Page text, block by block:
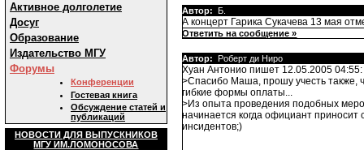
Активное долголетие
Досуг
Образование
Издательство МГУ
Форумы
Конференции
Гостевая книга
Обсуждение статей и
публикаций
НОВОСТИ ДЛЯ ВЫПУСКНИКОВ
МГУ ИМ.ЛОМОНОСОВА
Автор: Б.
А концерт Гарика Сукачева 13 мая
Ответить на сообщение »
Автор: Роберт ди Ниро
Хуан Антонио пишет 12.05.2005 04:55:
>Спасибо Маша, прошу учесть также,
гибкие формы оплаты...
>Из опыта проведения подобных
начинается когда официант
инсидентов;)